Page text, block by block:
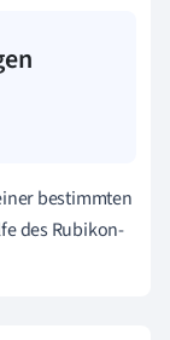
bestimmten
des Rubikon-